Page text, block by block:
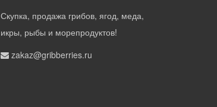
Скупка, продажа грибов, ягод, меда,
икры, рыбы и морепродуктов!
zakaz@gribberries.ru